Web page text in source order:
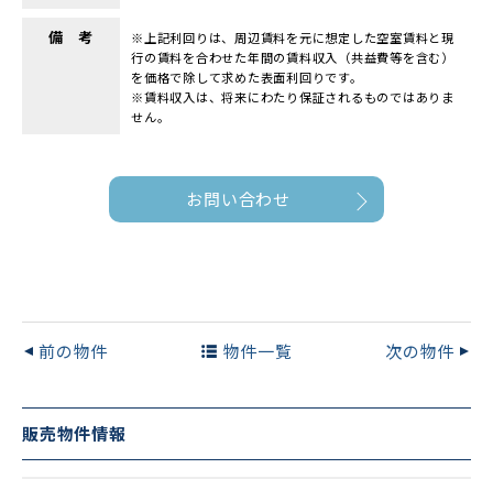
備 考
※上記利回りは、周辺賃料を元に想定した空室賃料と現
行の賃料を合わせた年間の賃料収入（共益費等を含む）
を価格で除して求めた表面利回りです。
※賃料収入は、将来にわたり保証されるものではありま
せん。
お問い合わせ
前の物件 物件一覧 次の物件
販売物件情報